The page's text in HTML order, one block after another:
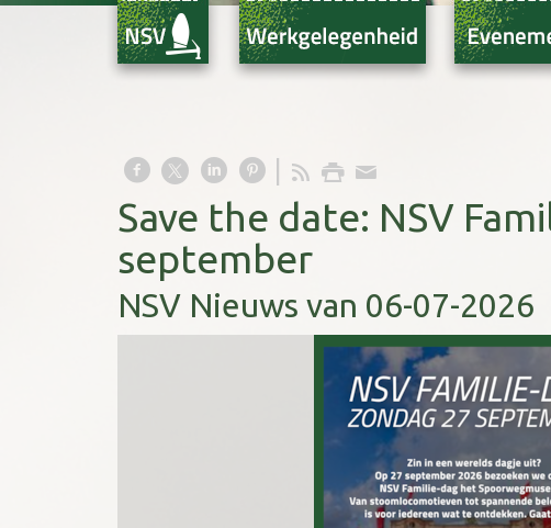
Save the date: NSV
september
NSV Nieuws van 06-07-2026